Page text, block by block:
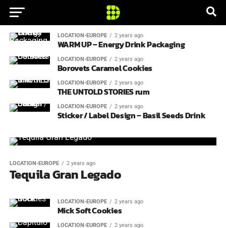
LOCATION-EUROPE 2 years ago
WARM UP – Energy Drink Packaging
LOCATION-EUROPE 2 years ago
Borovets Caramel Cookies
LOCATION-EUROPE 2 years ago
THE UNTOLD STORIES rum
LOCATION-EUROPE 2 years ago
Sticker / Label Design – Basil Seeds Drink
LOCATION-EUROPE 2 years ago
Tequila Gran Legado
LOCATION-EUROPE 2 years ago
Mick Soft Cookies
LOCATION-EUROPE 2 years ago